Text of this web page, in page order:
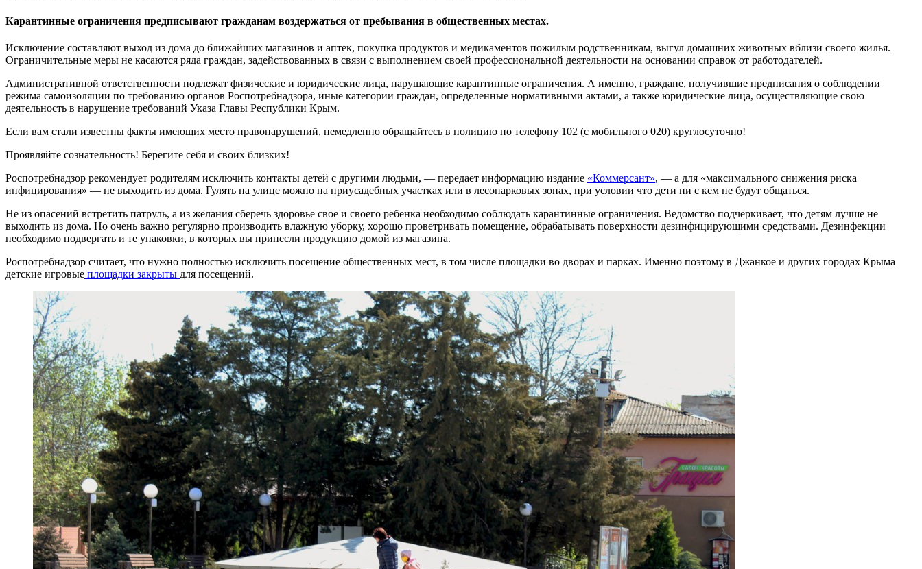
Карантинные ограничения предписывают гражданам воздержаться от пребывания в общественных местах.
Исключение составляют выход из дома до ближайших магазинов и аптек, покупка продуктов и медикаментов пожилым родственникам, выгул домашних животных вблизи своего жилья.
Ограничительные меры не касаются ряда граждан, задействованных в связи с выполнением своей профессиональной деятельности на основании справок от работодателей.
Административной ответственности подлежат физические и юридические лица, нарушающие карантинные ограничения. А именно, граждане, получившие предписания о соблюдении
режима самоизоляции по требованию органов Роспотребнадзора, иные категории граждан, определенные нормативными актами, а также юридические лица, осуществляющие свою
деятельность в нарушение требований Указа Главы Республики Крым.
Если вам стали известны факты имеющих место правонарушений, немедленно обращайтесь в полицию по телефону 102 (с мобильного 020) круглосуточно!
Проявляйте сознательность! Берегите себя и своих близких!
Роспотребнадзор рекомендует родителям исключить контакты детей с другими людьми, — передает информацию издание «Коммерсант», — а для «максимального снижения риска
инфицирования» — не выходить из дома. Гулять на улице можно на приусадебных участках или в лесопарковых зонах, при условии что дети ни с кем не будут общаться.
Не из опасений встретить патруль, а из желания сберечь здоровье свое и своего ребенка необходимо соблюдать карантинные ограничения. Ведомство подчеркивает, что детям лучше не
выходить из дома. Но очень важно регулярно производить влажную уборку, хорошо проветривать помещение, обрабатывать поверхности дезинфицирующими средствами. Дезинфекции
необходимо подвергать и те упаковки, в которых вы принесли продукцию домой из магазина.
Роспотребнадзор считает, что нужно полностью исключить посещение общественных мест, в том числе площадки во дворах и парках. Именно поэтому в Джанкое и других городах Крыма
детские игровые площадки закрыты для посещений.